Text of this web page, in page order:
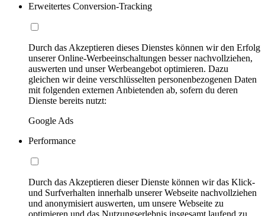
Erweitertes Conversion-Tracking
Durch das Akzeptieren dieses Dienstes können wir den Erfolg
unserer Online-Werbeeinschaltungen besser nachvollziehen,
auswerten und unser Werbeangebot optimieren. Dazu
gleichen wir deine verschlüsselten personenbezogenen Daten
mit folgenden externen Anbietenden ab, sofern du deren
Dienste bereits nutzt:
Google Ads
Performance
Durch das Akzeptieren dieser Dienste können wir das Klick-
und Surfverhalten innerhalb unserer Webseite nachvollziehen
und anonymisiert auswerten, um unsere Webseite zu
optimieren und das Nutzungserlebnis insgesamt laufend zu